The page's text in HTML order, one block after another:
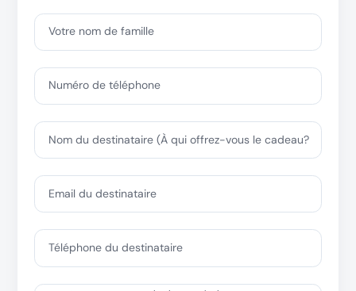
Votre nom de famille
Numéro de téléphone
Nom du destinataire (À qui offrez-vous le cadeau?
Email du destinataire
Téléphone du destinataire